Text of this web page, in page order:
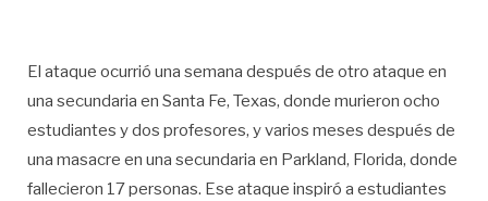
El ataque ocurrió una semana después de otro ataque en
una secundaria en Santa Fe, Texas, donde murieron ocho
estudiantes y dos profesores, y varios meses después de
una masacre en una secundaria en Parkland, Florida, donde
fallecieron 17 personas. Ese ataque inspiró a estudiantes